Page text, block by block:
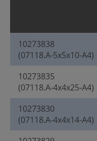
10273838
(07118.A-5x5x10-A4)
10273835
(07118.A-4x4x25-A4)
10273830
(07118.A-4x4x14-A4)